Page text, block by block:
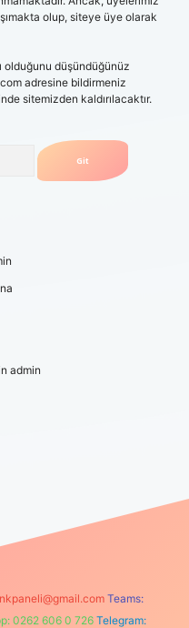
olup, siteye üye olarak
olduğunu düşündüğünüz
adresine bildirmeniz
sitemizden kaldırılacaktır.
admin
Teams:
0262 606 0 726 Telegram: